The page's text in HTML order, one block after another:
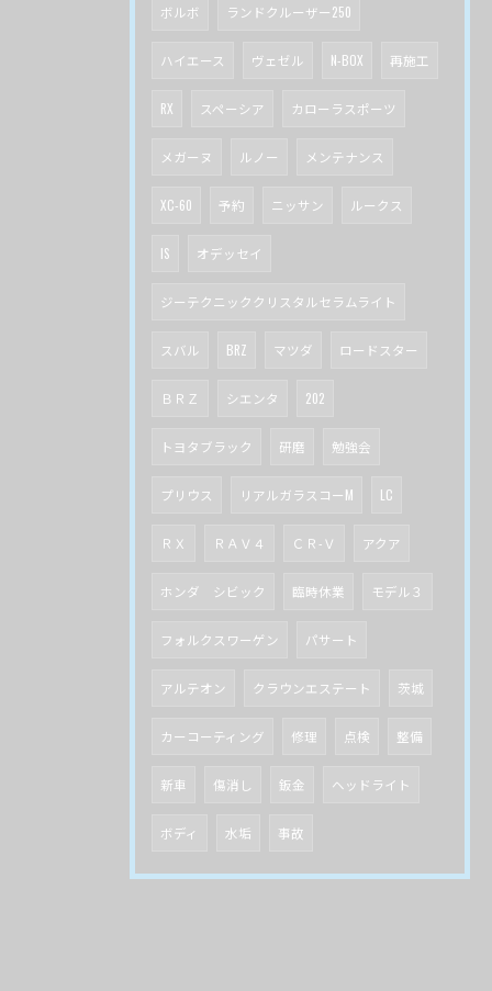
ボルボ ランドクルーザー250
ハイエース ヴェゼル N-BOX 再施工
RX スペーシア カローラスポーツ
メガーヌ ルノー メンテナンス
XC-60 予約 ニッサン ルークス
IS オデッセイ
ジーテクニッククリスタルセラムライト
スバル BRZ マツダ ロードスター
ＢＲＺ シエンタ 202
トヨタブラック 研磨 勉強会
プリウス リアルガラスコーM LC
ＲＸ ＲＡＶ４ ＣＲ-Ｖ アクア
ホンダ シビック 臨時休業 モデル３
フォルクスワーゲン パサート
アルテオン クラウンエステート 茨城
カーコーティング 修理 点検 整備
新車 傷消し 鈑金 ヘッドライト
ボディ 水垢 事故